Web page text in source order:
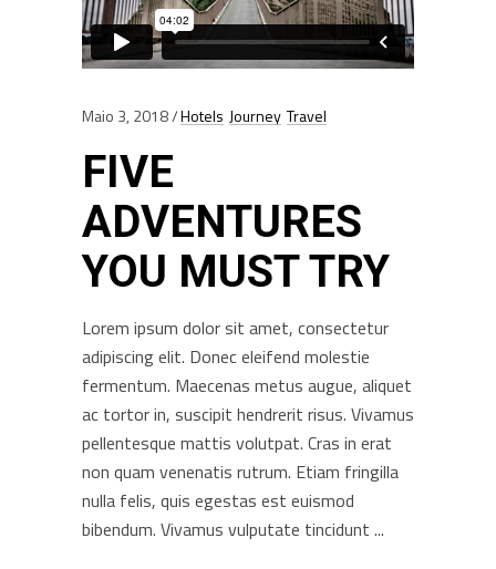
Maio 3, 2018 Hotels Journey Travel
FIVE
ADVENTURES
YOU MUST TRY
Lorem ipsum dolor sit amet, consectetur
adipiscing elit. Donec eleifend molestie
fermentum. Maecenas metus augue, aliquet
ac tortor in, suscipit hendrerit risus. Vivamus
pellentesque mattis volutpat. Cras in erat
non quam venenatis rutrum. Etiam fringilla
nulla felis, quis egestas est euismod
bibendum. Vivamus vulputate tincidunt